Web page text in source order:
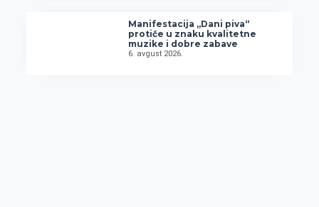
Manifestacija „Dani piva“
protiče u znaku kvalitetne
muzike i dobre zabave
6. avgust 2026.